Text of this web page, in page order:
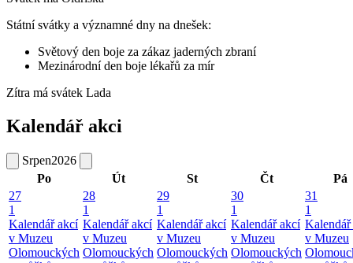
Státní svátky a významné dny na dnešek:
Světový den boje za zákaz jaderných zbraní
Mezinárodní den boje lékařů za mír
Zítra má svátek Lada
Kalendář akci
Srpen2026
Po
Út St Čt
Pá
27
1
Kalendář akcí
v Muzeu
Olomouckých
28
1
Kalendář akcí
v Muzeu
Olomouckých
29
1
Kalendář akcí
v Muzeu
Olomouckých
30
1
Kalendář akcí
v Muzeu
Olomouckých
31
1
v Muzeu